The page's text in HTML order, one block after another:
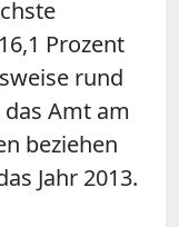
Prozent
rund
Amt am
beziehen
Jahr 2013.